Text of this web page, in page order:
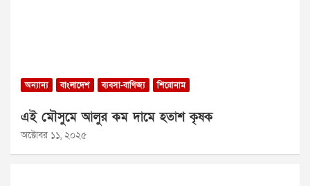
অন্যান্য বাংলাদেশ ব্যবসা-বাণিজ্য শিরোনাম
এই মৌসুমে আলুর কম দামে হতাশ কৃষক
অক্টোবর ১১, ২০২৫